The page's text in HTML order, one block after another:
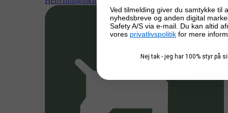
Ved tilmelding giver du samtykke til
nyhedsbreve og anden digital
Safety A/S via e-mail. Du kan altid
vores privatlivspolitik for mere
Nej tak - jeg har 100% styr på